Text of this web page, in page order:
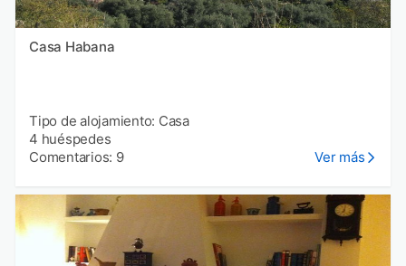
Casa Habana
Tipo de alojamiento: Casa
4 huéspedes
Comentarios: 9
Ver más